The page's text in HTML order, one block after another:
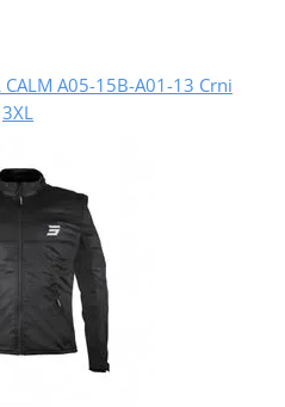
CALM A05-15B-A01-13 Crni
3XL